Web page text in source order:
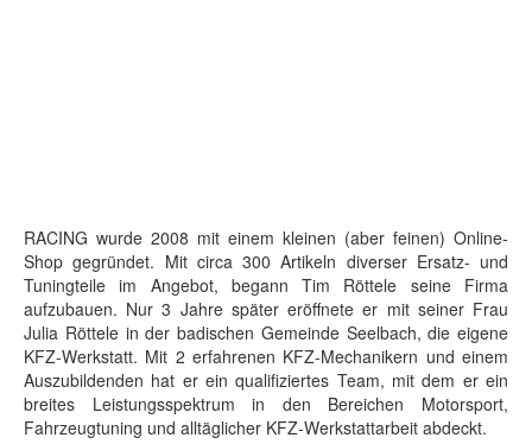
RACING wurde 2008 mit einem kleinen (aber feinen) Online-
Shop gegründet. Mit circa 300 Artikeln diverser Ersatz- und
Tuningteile im Angebot, begann Tim Röttele seine Firma
aufzubauen. Nur 3 Jahre später eröffnete er mit seiner Frau
Julia Röttele in der badischen Gemeinde Seelbach, die eigene
KFZ-Werkstatt. Mit 2 erfahrenen KFZ-Mechanikern und einem
Auszubildenden hat er ein qualifiziertes Team, mit dem er ein
breites Leistungsspektrum in den Bereichen Motorsport,
Fahrzeugtuning und alltäglicher KFZ-Werkstattarbeit abdeckt.